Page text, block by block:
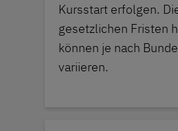
Kursstart erfolgen.
gesetzlichen Fristen
können je nach
variieren.